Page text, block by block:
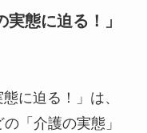
実態に迫る！」
に迫る！」は、
「介護の実態」